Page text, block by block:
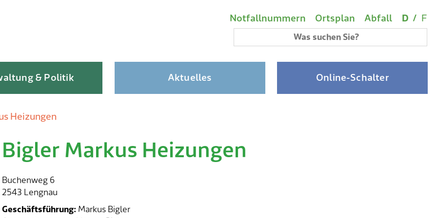
Metanavigation
Wichtige Links
Notfallnummern Ortsplan Abfall D / F
& Politik Aktuelles Online-Schalter
Heizungen
Skip
to
Bigler Markus Heizungen
Buchenweg 6
2543 Lengnau
Geschäftsführung: Markus Bigler